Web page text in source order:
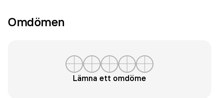
Omdömen
Lämna ett omdöme